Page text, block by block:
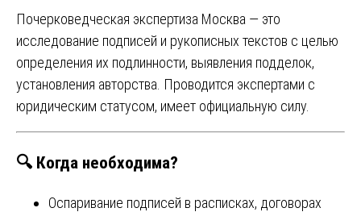
Почерковедческая экспертиза Москва — это
исследование подписей и рукописных текстов с целью
определения их подлинности, выявления подделок,
установления авторства. Проводится экспертами с
юридическим статусом, имеет официальную силу.
🔍 Когда необходима?
Оспаривание подписей в расписках, договорах